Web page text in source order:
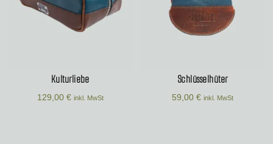
Kulturliebe
129,00 € inkl. MwSt
Schlüsselhüter
59,00€ inkl. MwSt